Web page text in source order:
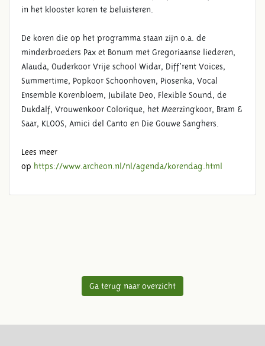
in het klooster koren te beluisteren.
De koren die op het programma staan zijn o.a. de
minderbroeders Pax et Bonum met Gregoriaanse liederen,
Alauda, Ouderkoor Vrije school Widar, Diff'rent Voices,
Summertime, Popkoor Schoonhoven, Piosenka, Vocal
Ensemble Korenbloem, Jubilate Deo, Flexible Sound, de
Dukdalf, Vrouwenkoor Colorique, het Meerzingkoor, Bram &
Saar, KLOOS, Amici del Canto en Die Gouwe Sanghers.
Lees meer
op https://www.archeon.nl/nl/agenda/korendag.html
Ga terug naar overzicht